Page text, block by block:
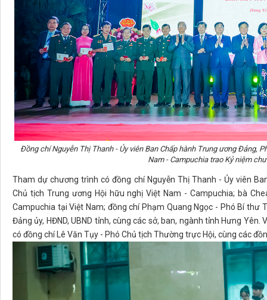
Đồng chí Nguyễn Thị Thanh - Ủy viên Ban Chấp hành Trung ương Đảng,
Nam - Campuchia trao Kỷ niệm
Tham dự chương trình có đồng chí Nguyễn Thị Thanh - Ủy viên
Chủ tịch Trung ương Hội hữu nghị Việt Nam - Campuchia; bà
Campuchia tại Việt Nam; đồng chí Phạm Quang Ngọc - Phó Bí thư
Đảng ủy, HĐND, UBND tỉnh, cùng các sở, ban, ngành tỉnh Hưng
có đồng chí Lê Văn Tụy - Phó Chủ tịch Thường trực Hội, cùng các